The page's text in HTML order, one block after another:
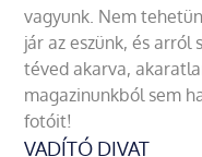
vagyunk. Nem
jár az eszünk, és arról
téved akarva,
magazinunkból sem
fotóit!
VADÍTÓ DIVAT